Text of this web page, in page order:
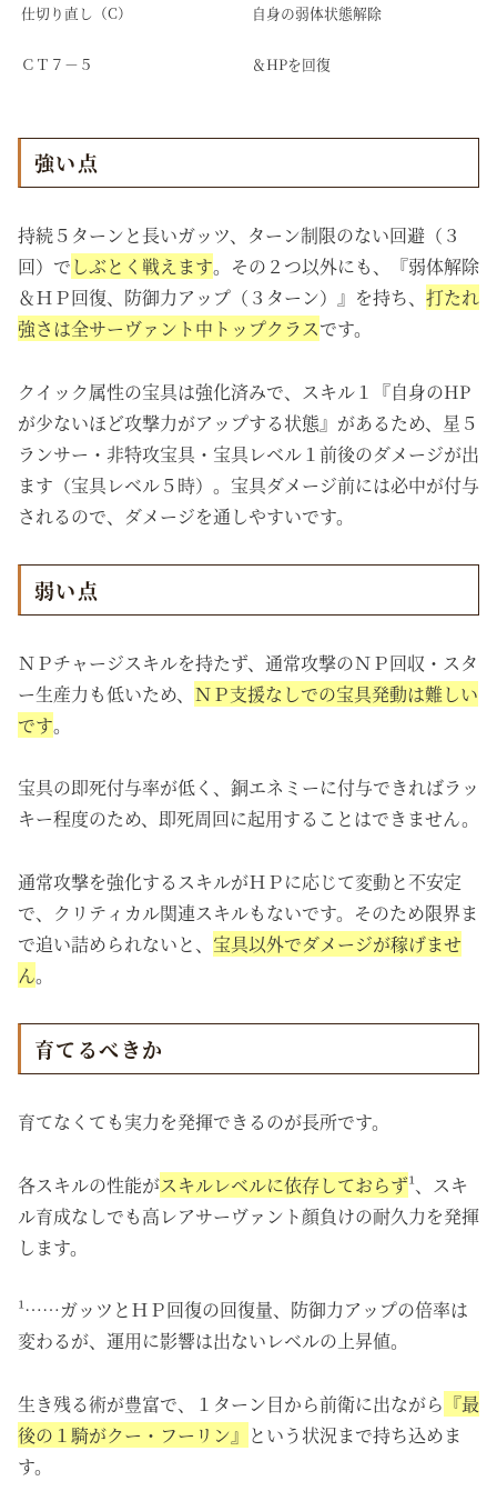
仕切り直し（C）
ＣＴ７－５
自身の弱体状態解除
＆HPを回復
強い点
持続５ターンと長いガッツ、ターン制限のない回避（３
回）でしぶとく戦えます。その２つ以外にも、『弱体解除
＆ＨＰ回復、防御力アップ（３ターン）』を持ち、 打たれ
強さは全サーヴァント中トップクラスです。
クイック属性の宝具は強化済みで、スキル１『自身のHP
が少ないほど攻撃力がアップする状態』があるため、星５
ランサー・非特攻宝具・宝具レベル１前後のダメージが出
ます（宝具レベル５時）。宝具ダメージ前には必中が付与
されるので、ダメージを通しやすいです。
弱い点
ＮＰチャージスキルを持たず、通常攻撃のＮＰ回収・スタ
ー生産力も低いため、 ＮＰ支援なしでの宝具発動は難しい
です。
宝具の即死付与率が低く、銅エネミーに付与できればラッ
キー程度のため、即死周回に起用することはできません。
通常攻撃を強化するスキルがＨＰに応じて変動と不安定
で、クリティカル関連スキルもないです。そのため限界ま
で追い詰められないと、 宝具以外でダメージが稼げませ
ん。
育てるべきか
育てなくても実力を発揮できるのが長所です。
各スキルの性能がスキルレベルに依存しておらず¹、スキ
ル育成なしでも高レアサーヴァント顔負けの耐久力を発揮
します。
¹……ガッツとＨＰ回復の回復量、防御力アップの倍率は
変わるが、運用に影響は出ないレベルの上昇値。
生き残る術が豊富で、 １ターン目から前衛に出ながら 『最
後の１騎がクー・フーリン』 という状況まで持ち込めま
す。